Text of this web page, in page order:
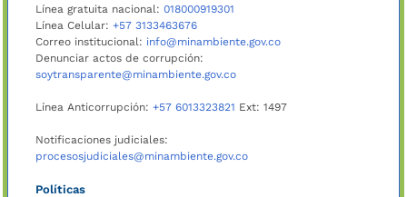
Línea gratuita nacional: 018000919301
Línea Celular: +57 3133463676
Correo institucional: info@minambiente.gov.co
Denunciar actos de corrupción:
soytransparente@minambiente.gov.co
Línea Anticorrupción: +57 6013323821 Ext: 1497
Notificaciones judiciales:
procesosjudiciales@minambiente.gov.co
Políticas